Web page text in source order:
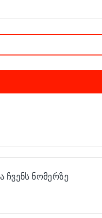
ჩვენს ნომერზე